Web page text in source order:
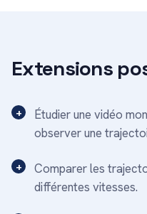
Extensions
Étudier une vidéo
observer une
Comparer les
différentes vitesses.